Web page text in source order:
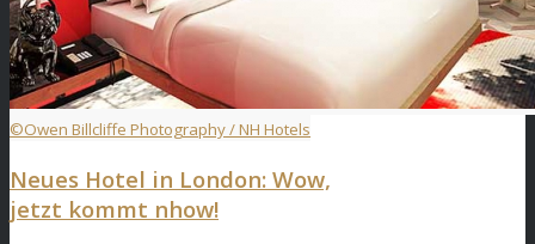
©Owen Billcliffe Photography / NH Hotels
Neues Hotel in London: Wow,
jetzt kommt nhow!